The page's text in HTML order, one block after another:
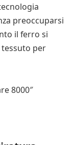
preoccuparsi
il ferro si
per
8000″